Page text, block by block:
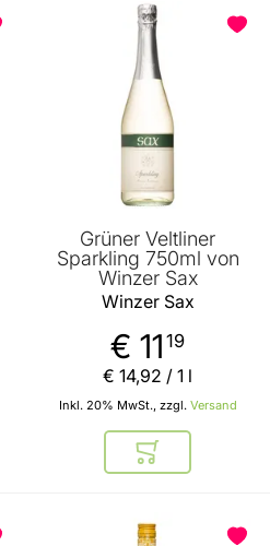
Grüner Veltliner
Sparkling 750ml von
Winzer Sax
Winzer Sax
€ 11 19
Inkl. 20% MwSt., zzgl. Versand
€ 14,92 / 1 l
In den